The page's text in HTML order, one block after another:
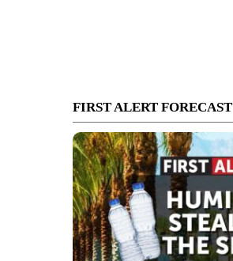
FIRST ALERT FORECAST